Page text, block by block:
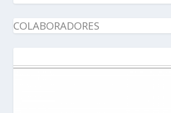
COLABORADORES